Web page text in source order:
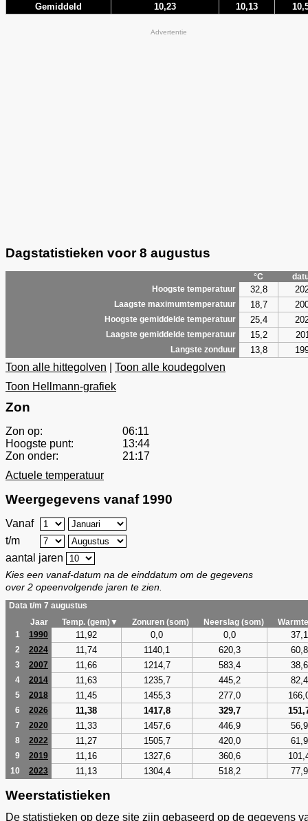
Gemiddeld 10,23 10,13
Advertentie
Dagstatistieken voor 8 augustus
°C
Hoogste temperatuur
32,8
Laagste maximumtemperatuur 18,7
Hoogste gemiddelde temperatuur 25,4
Laagste gemiddelde temperatuur 15,2
Langste zonduur 13,8
Toon alle hittegolven
Toon alle koudegolven
Toon Hellmann-grafiek
Zon
Zon op:
06:11
Hoogste punt:
13:44
Zon onder:
21:17
Actuele temperatuur
Weergegevens vanaf 1990
Vanaf
t/m
aantal jaren
Kies een vanaf-datum na de einddatum om de gegevens
over 2 opeenvolgende jaren te zien.
Data t/m 7 augustus
Jaar
Temp. (gem)▼ Zonuren (som) Neerslag (som)
1
1990 11,92 0,0 0,0 37,1
2 2024 11,74 1140,1 620,3 60,8
3 2007 11,66 1214,7 583,4 38,6
4 2014 11,63 1235,7 445,2 82,4
5 2018 11,45 1455,3 277,0
6 2026 11,38 1417,8 329,7
7 2020 11,33 1457,6 446,9 56,9
8 2022 11,27 1505,7 420,0 61,9
9 2019 11,16 1327,6 360,6
10 2023 11,13 1304,4 518,2 77,9
Weerstatistieken
De statistieken op deze site zijn gebaseerd op de gegevens